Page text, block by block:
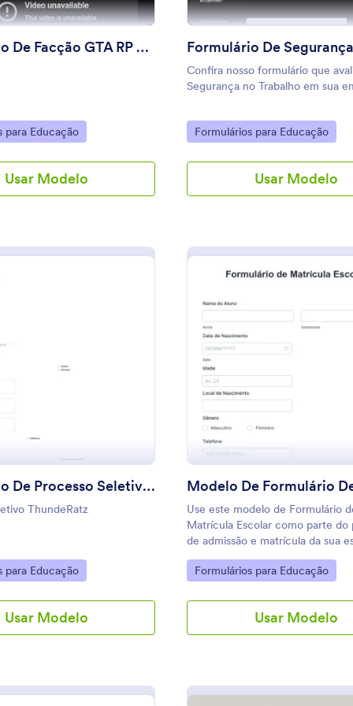
Formulário De Facção GTA RP FIVEM V.2
para Educação
Usar Modelo
Confira nosso formulário que
Segurança no Trabalho em sua
Go to Category:
Formulários para Educação
Usar Modelo
Visualizar : Formulário De Processo Seletivo 2020
Formulário De Processo Seletivo 2020
ThundeRatz
para Educação
Usar Modelo
Visualizar :
Use este modelo de Formulário
Matrícula Escolar como parte do
de admissão e matrícula da sua
melhorará e aprimorará o fluxo de
e a gestão de dados da escola.
Go to Category:
Formulários para Educação
Usar Modelo